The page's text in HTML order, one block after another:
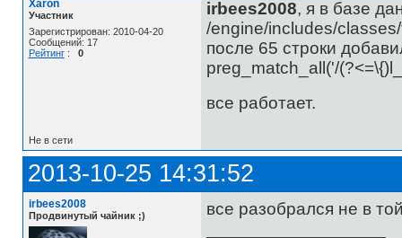
Xaron
Участник
Зарегистрирован: 2010-04-20
Сообщений: 17
Рейтинг: 0
irbees2008, я в базе
/engine/includes/
после 65 строки
preg_match_all('/
все работает.
Не в сети
2013-10-25 14:31:52
irbees2008
Продвинутый чайник ;) все разобрался не в